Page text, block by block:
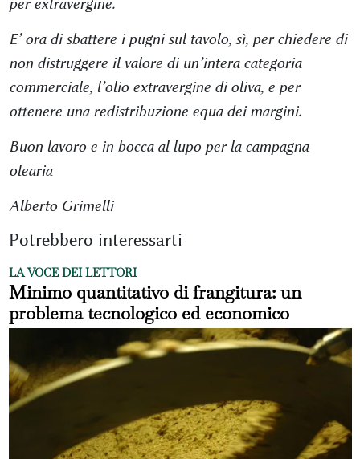
per extravergine.
E’ ora di sbattere i pugni sul tavolo, sì, per chiedere di
non distruggere il valore di un’intera categoria
commerciale, l’olio extravergine di oliva, e per
ottenere una redistribuzione equa dei margini.
Buon lavoro e in bocca al lupo per la campagna
olearia
Alberto Grimelli
Potrebbero interessarti
LA VOCE DEI LETTORI
Minimo quantitativo di frangitura: un
problema tecnologico ed economico